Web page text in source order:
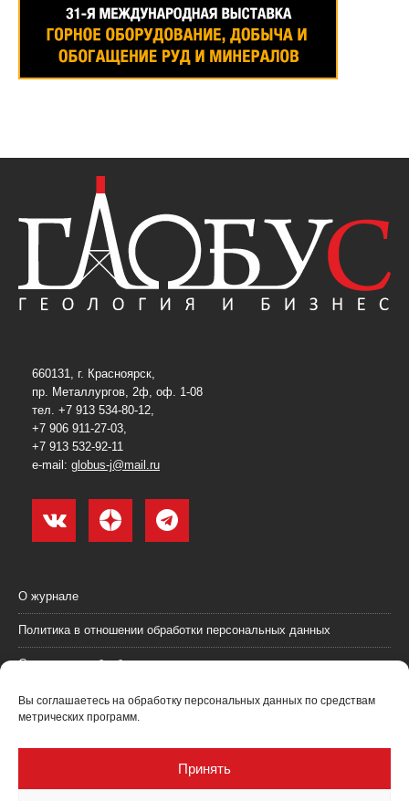
Вы соглашаетесь на обработку персональных данных по средствам
метрических программ.
Принять
660131, г. Красноярск,
пр. Металлургов, 2ф, оф. 1-08
тел. +7 913 534-80-12,
+7 906 911-27-03,
+7 913 532-92-11
e-mail: globus-j@mail.ru
О журнале
Политика в отношении обработки персональных данных
Согласие на обработку персональных данных
Пользовательское соглашение (оферта)